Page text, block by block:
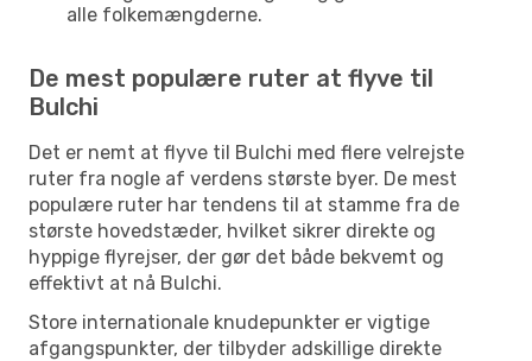
alle folkemængderne.
De mest populære ruter at flyve til
Bulchi
Det er nemt at flyve til Bulchi med flere velrejste
ruter fra nogle af verdens største byer. De mest
populære ruter har tendens til at stamme fra de
største hovedstæder, hvilket sikrer direkte og
hyppige flyrejser, der gør det både bekvemt og
effektivt at nå Bulchi.
Store internationale knudepunkter er vigtige
afgangspunkter, der tilbyder adskillige direkte